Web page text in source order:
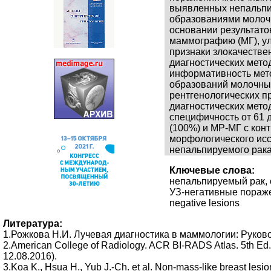
выявленных
образованиями
основании
маммографию (МГ),
признаки
диагностических
информативность
образований
рентгенологических
диагностических
специфичность от
(100%) и МР-МГ с
морфологического
непальпируемого
Ключевые слова:
непальпируемый рак,
УЗ-негативные
negative lesions
Литература:
1.Рожкова H.И. Лучевая диагностика в маммологии:
2.American College of Radiology. ACR BI-RADS Atlas. 5th
12.08.2016).
3.Koa K., Hsua H., Yub J.-Ch. et al. Non-mass-like breast